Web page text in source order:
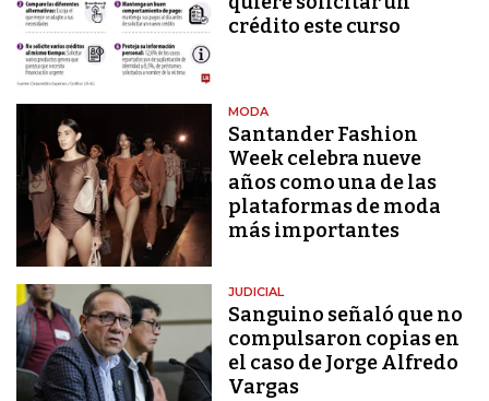
crédito este curso
MODA
Santander Fashion
Week celebra nueve
años como una de las
plataformas de moda
más importantes
JUDICIAL
Sanguino señaló que no
compulsaron copias en
el caso de Jorge Alfredo
Vargas